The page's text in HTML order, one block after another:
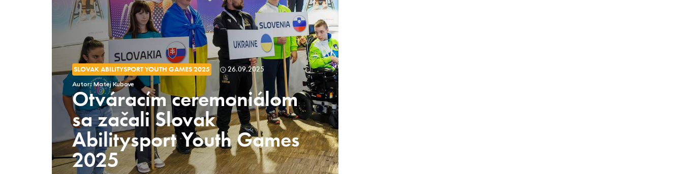
SLOVAK ABILITYSPORT YOUTH GAMES 2025 26.09.2025
Autor: Matej Kubove
Otváracím ceremoniálom
sa začali Slovak
Abilitysport Youth Games
2025